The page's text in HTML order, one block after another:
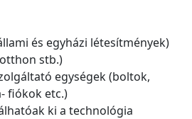
és egyházi létesítmények)
stb.)
egységek (boltok,
fiókok etc.)
ki a technológia